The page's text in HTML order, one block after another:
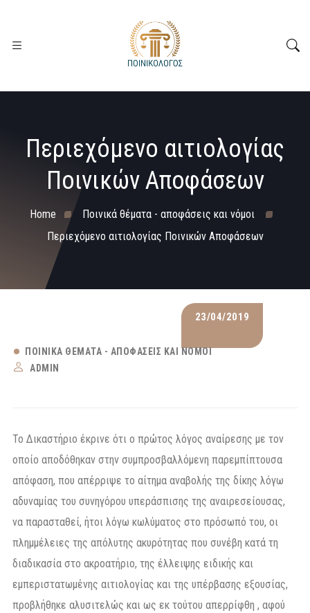
Περιεχόμενο αιτιολογίας
Ποινικών Αποφάσεων
Home
Ποινικά θέματα - αποφάσεις και νόμοι
Περιεχόμενο αιτιολογίας Ποινικών Αποφάσεων
23/04/2019
ΠΟΙΝΙΚΆ ΘΈΜΑΤΑ - ΑΠΟΦΆΣΕΙΣ ΚΑΙ ΝΌΜΟΙ
ADMIN
Το Δικαστήριο έκρινε ότι ο πρώτος λόγος αναίρεσης με τον
οποίο αποδόθηκαν στην συμπροσβαλλόμενη παρεμπίπτουσα
απόφαση, που απέρριψε το αίτημα αναβολής της δίκης λόγω
αδυναμίας του συνηγόρου υπεράσπισης της αναιρεσείουσας,
να παρασταθεί, ήτοι λόγω κωλύματος στο πρόσωπό του, οι
πλημμέλειες της απόλυτης ακυρότητας που συνέβη κατά τη
διαδικασία στο ακροατήριο, της έλλειψης ειδικής και
εμπεριστατωμένης αιτιολογίας και της υπέρβασης εξουσίας,
προβλήθηκε αλυσιτελώς και ως εκ τούτου απερρίφθη , αφού